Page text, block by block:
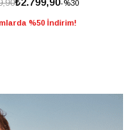
%30
%50 İndirim!